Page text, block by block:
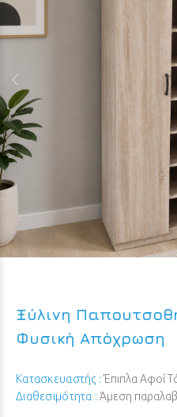
Ξύλινη
Φυσική Απόχρωση
Κατασκευαστής :Έπιπλα Αφοί
Διαθεσιμότητα :Άμεση